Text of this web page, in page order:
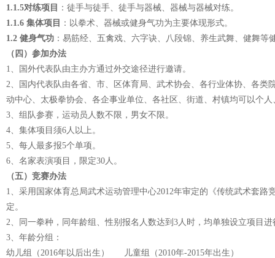
1.1.5对练项目
：徒手与徒手、徒手与器械、器械与器械对练。
1.1.6 集体项目
：以拳术、器械或健身气功为主要体现形式。
1.2 健身气功 ：易筋经、五禽戏、六字诀、八段锦、养生武舞、健舞等
（四）参加办法
1、国外代表队由主办方通过外交途径进行邀请。
2、国内代表队由各省、市、区体育局、武术协会、各行业体协、各
动中心、太极拳协会、各企事业单位、各社区、街道、村镇均可以个
3、组队参赛，运动员人数不限，男女不限。
4、集体项目须6人以上。
5、每人最多报5个单项。
6、名家表演项目，限定30人。
（五）竞赛办法
1、采用国家体育总局武术运动管理中心2012年审定的《传统武术套
定。
2、同一拳种，同年龄组、性别报名人数达到3人时，均单独设立项目
3、年龄分组：
幼儿组（2016年以后出生） 儿童组（2010年-2015年出生）